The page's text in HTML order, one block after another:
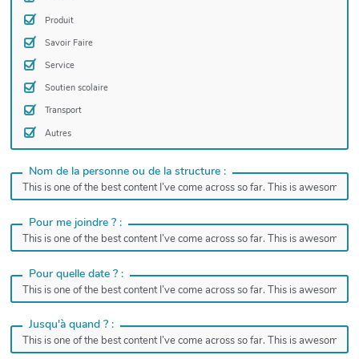
Produit
Savoir Faire
Service
Soutien scolaire
Transport
Autres
Nom de la personne ou de la structure :
Pour me joindre ? :
Pour quelle date ? :
Jusqu'à quand ? :